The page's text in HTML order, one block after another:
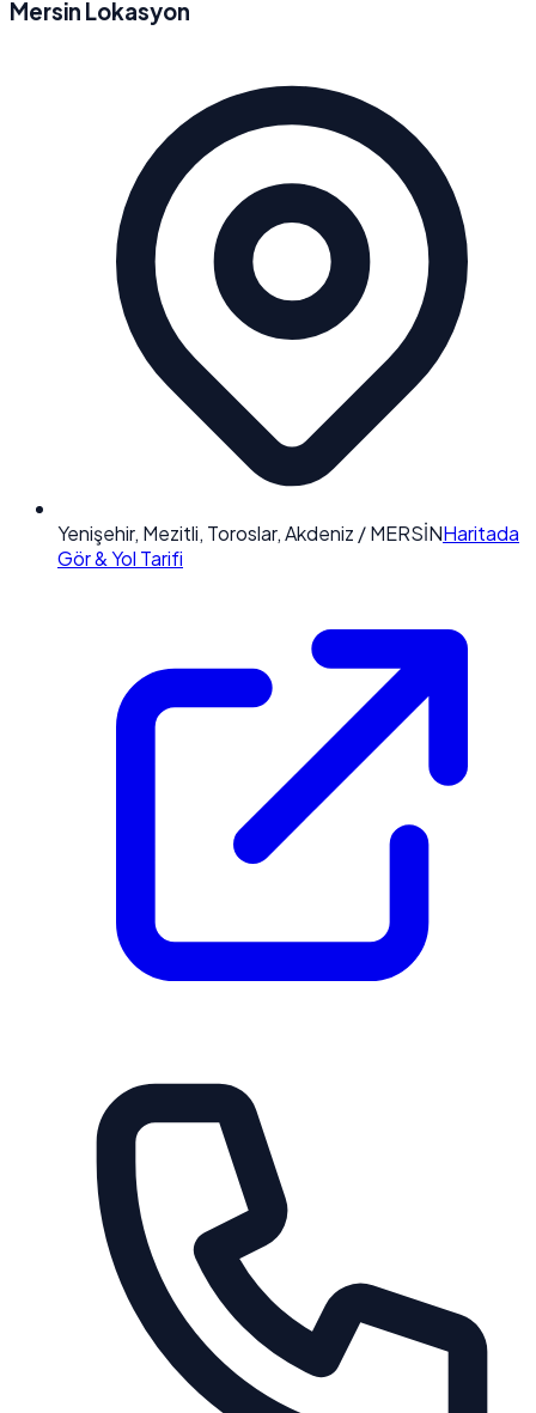
Mersin Lokasyon
Yenişehir, Mezitli, Toroslar, Akdeniz / MERSİNHaritada
Gör & Yol Tarifi